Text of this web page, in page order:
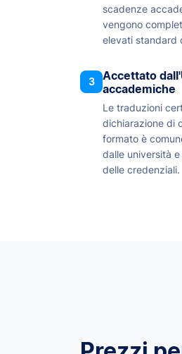
scadenze
vengono
elevati standard
3
Accettato
accademiche
Le traduzioni
dichiarazione di
formato è
dalle università
delle credenziali.